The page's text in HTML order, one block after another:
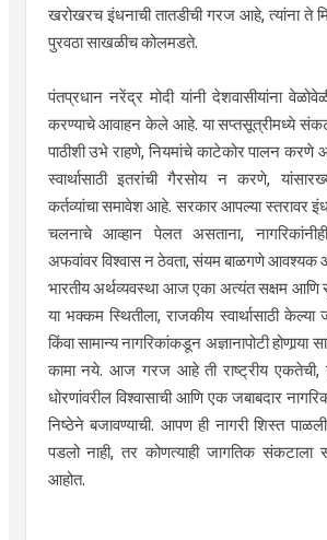
खरोखरच इंधनाची तातडीची गरज आहे, त्यांना ते
पुरवठा साखळीच कोलमडते.
पंतप्रधान नरेंद्र मोदी यांनी देशवासीयांना
करण्याचे आवाहन केले आहे. या सप्तसूत्रीमध्ये
पाठीशी उभे राहणे, नियमांचे काटेकोर पालन करणे
स्वार्थासाठी इतरांची गैरसोय न करणे,
कर्तव्यांचा समावेश आहे. सरकार आपल्या स्तरावर
चलनाचे आव्हान पेलत असताना, नागरिकांनीही
अफवांवर विश्वास न ठेवता, संयम बाळगणे आवश्यक
भारतीय अर्थव्यवस्था आज एका अत्यंत सक्षम आणि
या भक्कम स्थितीला, राजकीय स्वार्थासाठी केल्या
किंवा सामान्य नागरिकांकडून अज्ञानापोटी होणार्‍या
कामा नये. आज गरज आहे ती राष्ट्रीय एकतेची,
धोरणांवरील विश्वासाची आणि एक जबाबदार
निष्ठेने बजावण्याची. आपण ही नागरी शिस्त
पडलो नाही, तर कोणत्याही जागतिक संकटाला
आहोत.